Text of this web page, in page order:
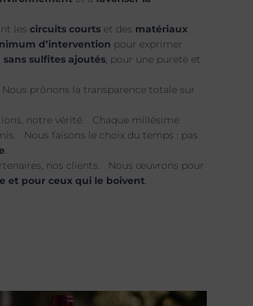
lescircuits courts et des matériaux
d’intervention pour exprimer
sans sulfites ajoutés, pour une pureté et
prônons la transparence totale sur
notre vérité. Chaque millésime
Nous faisons le choix du temps : pas
.
nos clients. Nous œuvrons pour
et pour ceux qui le boivent.